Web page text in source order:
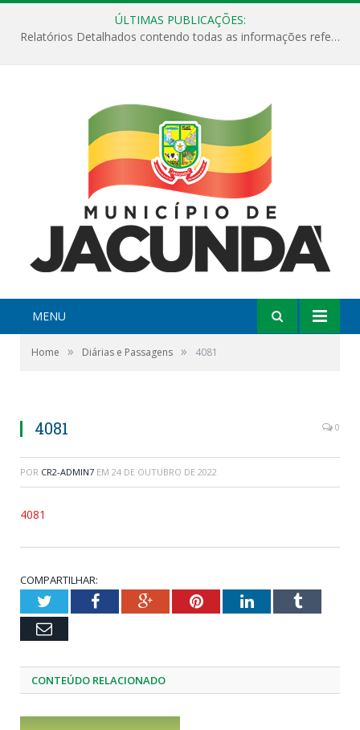
ÚLTIMAS PUBLICAÇÕES:
Relatórios Detalhados contendo todas as informações referentes a execução de recursos destinados ao fomento de projetos culturais no Município de Jacundá entre os anos de 2022 ao presente ano de 2026.
MENU
Home » Diárias e Passagens » 4081
4081 0
POR CR2-ADMIN7 EM 24 DE OUTUBRO DE 2022
4081
COMPARTILHAR:
TwitterFacebookGoogle+PinterestLinkedInTumblr
Email
CONTEÚDO RELACIONADO